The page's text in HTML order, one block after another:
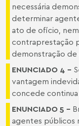
necessária
determinar
ato de ofício,
contraprestação
demonstração
ENUNCIADO 4 –
vantagem
concede continua
ENUNCIADO 5 –
agentes públicos